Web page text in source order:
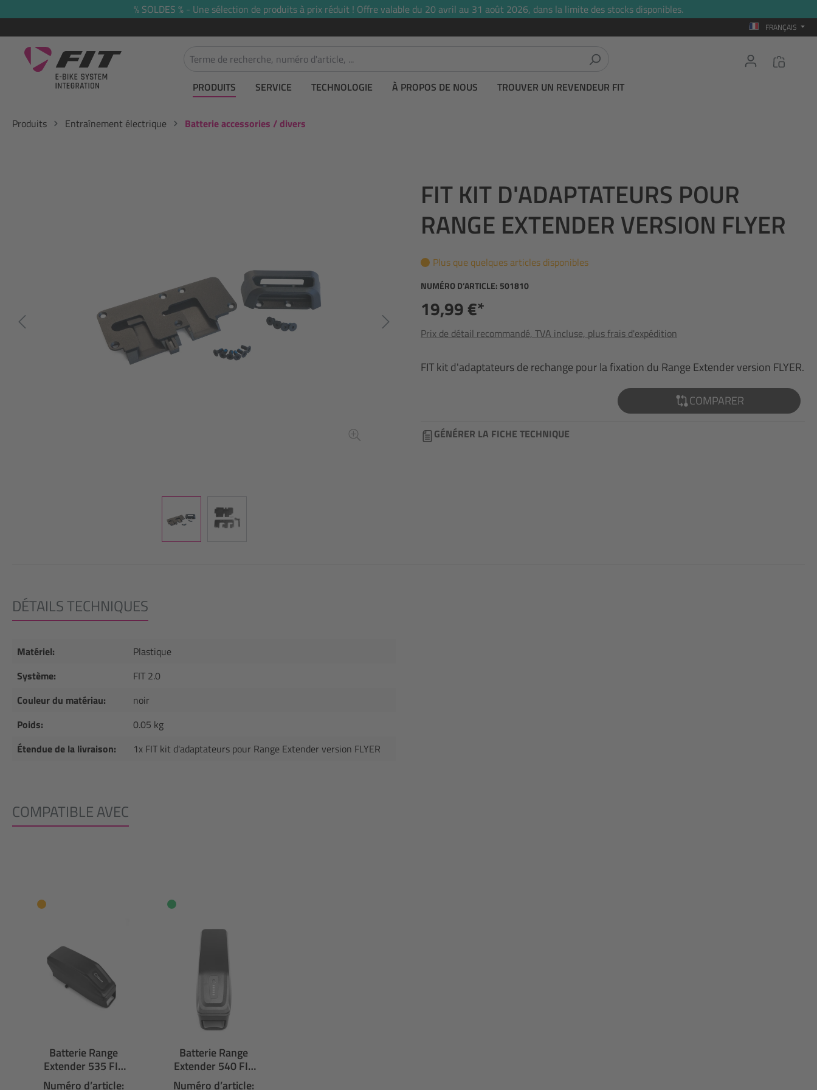
Passer à la navigation principale% SOLDES % - Une sélection de produits à prix réduit ! Offre valable du 20 avril au 31 août 2026, dans la limite des stocks disponibles.
FRANÇAIS
PRODUITS SERVICE TECHNOLOGIE À PROPOS DE NOUS TROUVER UN REVENDEUR FIT
Produits Entraînement électrique Batterie accessories / divers
FIT KIT D'ADAPTATEURS POUR
RANGE EXTENDER VERSION FLYER
Plus que quelques articles disponibles
NUMÉRO D’ARTICLE: 501810
19,99 €*
Prix de détail recommandé, TVA incluse, plus frais d'expédition
FIT kit d'adaptateurs de rechange pour la fixation du Range Extender version FLYER.
COMPARER
GÉNÉRER LA FICHE TECHNIQUE
DÉTAILS TECHNIQUES
Matériel:
Plastique
Système:
FIT 2.0
Couleur du matériau:
noir
Poids:
0.05 kg
Étendue de la livraison:
1x FIT kit d'adaptateurs pour Range Extender version FLYER
COMPATIBLE AVEC
Batterie Range
Extender 535 FIT
48 V Version FLYER
Numéro d’article:
Batterie Range
Extender 540 FIT
36 V Version FLYER
Numéro d’article: